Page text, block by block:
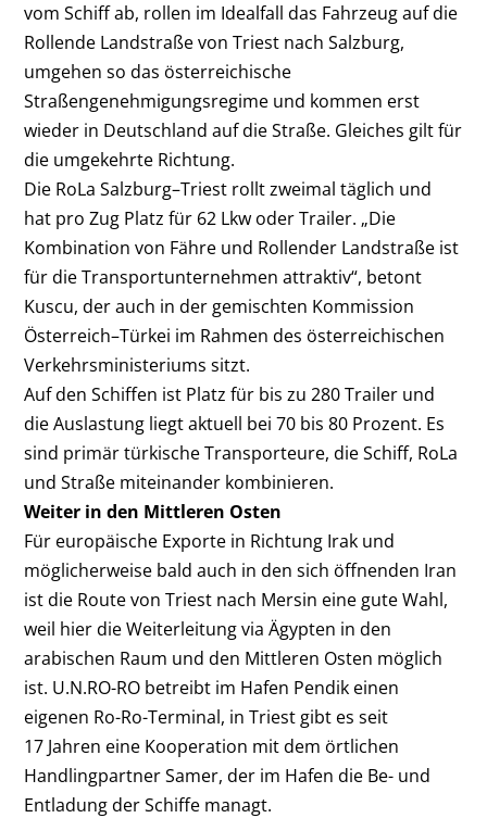
vom Schiff ab, rollen im Idealfall das Fahrzeug auf die
Rollende Landstraße von Triest nach Salzburg,
umgehen so das österreichische
Straßengenehmigungsregime und kommen erst
wieder in Deutschland auf die Straße. Gleiches gilt für
die umgekehrte Richtung.
Die RoLa Salzburg–Triest rollt zweimal täglich und
hat pro Zug Platz für 62 Lkw oder Trailer. „Die
Kombination von Fähre und Rollender Landstraße ist
für die Transportunternehmen attraktiv“, betont
Kuscu, der auch in der gemischten Kommission
Österreich–Türkei im Rahmen des österreichischen
Verkehrsministeriums sitzt.
Auf den Schiffen ist Platz für bis zu 280 Trailer und
die Auslastung liegt aktuell bei 70 bis 80 Prozent. Es
sind primär türkische Transporteure, die Schiff, RoLa
und Straße miteinander kombinieren.
Weiter in den Mittleren Osten
Für europäische Exporte in Richtung Irak und
möglicherweise bald auch in den sich öffnenden Iran
ist die Route von Triest nach Mersin eine gute Wahl,
weil hier die Weiterleitung via Ägypten in den
arabischen Raum und den Mittleren Osten möglich
ist. U.N.RO-RO betreibt im Hafen Pendik einen
eigenen Ro-Ro-Terminal, in Triest gibt es seit
17 Jahren eine Kooperation mit dem örtlichen
Handlingpartner Samer, der im Hafen die Be- und
Entladung der Schiffe managt.